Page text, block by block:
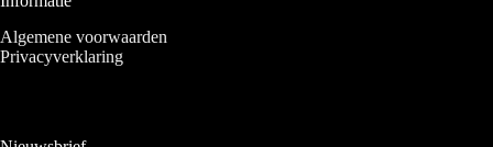
Algemene voorwaarden
Privacyverklaring